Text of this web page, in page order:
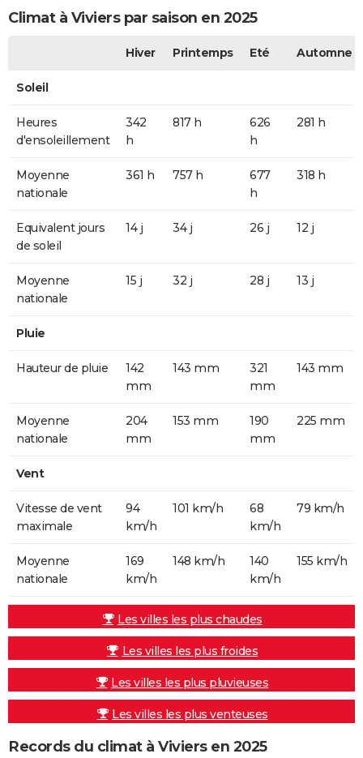
Climat à Viviers par saison en 2025
Hiver Printemps Eté Automne
Soleil
Heures
d'ensoleillement
342
h
817 h
626
h
281 h
Moyenne
nationale
361 h 757 h
677
h
318 h
Equivalent jours
de soleil
14 j 34 j 26 j 12 j
Moyenne
nationale
15 j 32 j 28 j 13 j
Pluie
Hauteur de pluie
142
mm
143 mm
321
mm
143 mm
Moyenne
nationale
204
mm
153 mm
190
mm
225 mm
Vent
Vitesse de vent
maximale
94
km/h
101 km/h
68
km/h
79 km/h
Moyenne
nationale
169
km/h
148 km/h
140
km/h
155 km/h
Les villes les plus chaudes
Les villes les plus froides
Les villes les plus pluvieuses
Les villes les plus venteuses
Records du climat à Viviers en 2025